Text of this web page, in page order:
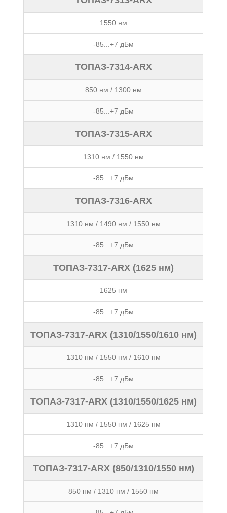
1550 нм
-85...+7 дБм
ТОПАЗ-7314-ARX
850 нм / 1300 нм
-85...+7 дБм
ТОПАЗ-7315-ARX
1310 нм / 1550 нм
-85...+7 дБм
ТОПАЗ-7316-ARX
1310 нм / 1490 нм / 1550 нм
-85...+7 дБм
ТОПАЗ-7317-ARX (1625 нм)
1625 нм
-85...+7 дБм
ТОПАЗ-7317-ARX (1310/1550/1610 нм)
1310 нм / 1550 нм / 1610 нм
-85...+7 дБм
ТОПАЗ-7317-ARX (1310/1550/1625 нм)
1310 нм / 1550 нм / 1625 нм
-85...+7 дБм
ТОПАЗ-7317-ARX (850/1310/1550 нм)
850 нм / 1310 нм / 1550 нм